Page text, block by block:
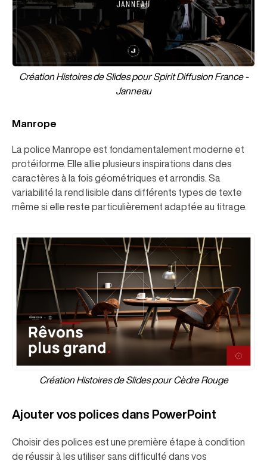
Création Histoires de Slides pour Spirit Diffusion France -
Janneau
Manrope
La police Manrope est fondamentalement moderne et
protéiforme. Elle allie plusieurs inspirations dans des
caractères à la fois géométriques et arrondis. Sa
variabilité la rend lisible dans différents types de texte
même si elle reste particulièrement adaptée au titrage.
Création Histoires de Slides pour Cèdre Rouge
Ajouter vos polices dans PowerPoint
Choisir des polices est une première étape à condition
de réussir à les utiliser sans difficulté dans vos